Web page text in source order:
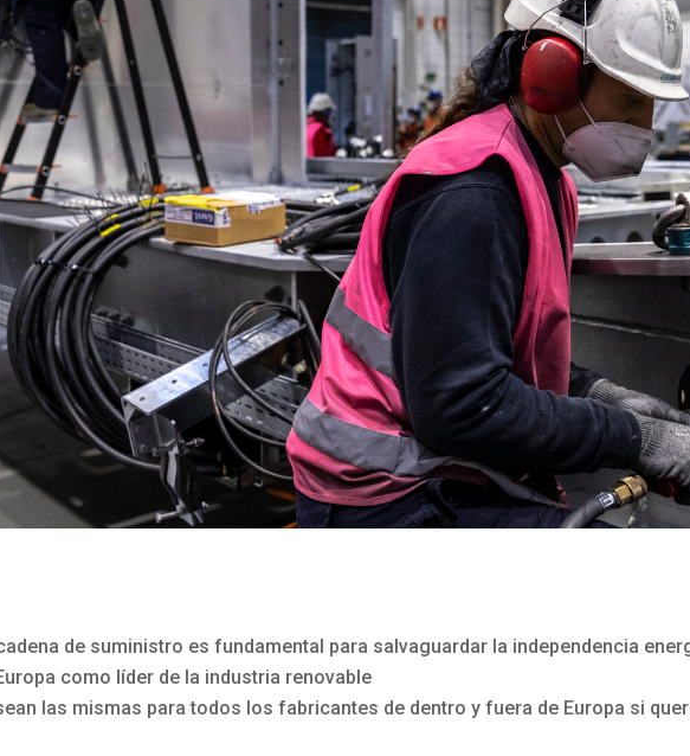
de suministro es fundamental para salvaguardar la independencia
como líder de la industria renovable
las mismas para todos los fabricantes de dentro y fuera de Europa si